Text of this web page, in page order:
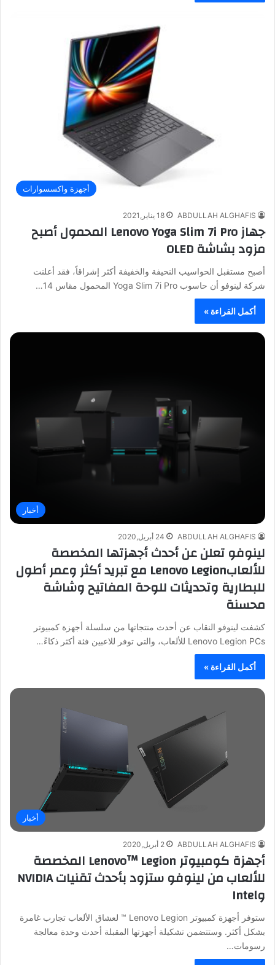
أجهزة واكسسوارات
ABDULLAH ALGHAFIS 18 يناير,2021
جهاز Lenovo Yoga Slim 7i Pro المحمول أصبح
مزود بشاشة OLED
أصبح مستقبل الحواسيب النحيفة والخفيفة أكثر إشراقاً، فقد أعلنت
شركة لينوفو أن حاسوب Yoga Slim 7i Pro المحمول مقاس 14…
أكمل القراءة »
أخبار
ABDULLAH ALGHAFIS 24 أبريل,2020
لينوفو تعلن عن أحدث أجهزتها المخصصة
للألعابLenovo Legion مع تبريد أكثر وعمر أطول
للبطارية وتحديثات للوحة المفاتيح وشاشة
محسنة
كشفت لينوفو النقاب عن أحدث منتجاتها من سلسلة أجهزة كمبيوتر
Lenovo Legion PCs للألعاب، والتي توفر للاعبين فئة أكثر ذكاءً…
أكمل القراءة »
أخبار
ABDULLAH ALGHAFIS 2 أبريل,2020
أجهزة كومبيوتر Lenovo™ Legion المخصصة
للألعاب من لينوفو ستزود بأحدث تقنيات NVIDIA
وIntel
ستوفر أجهزة كمبيوتر Lenovo Legion ™ لعشاق الألعاب تجارب غامرة
بشكل أكثر. وستتضمن تشكيلة أجهزتها المقبلة أحدث وحدة معالجة
رسومات…